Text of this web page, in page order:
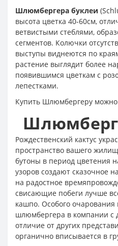
Шлюмбергера буклеи
высота цветка 40-60см,
ветвистыми стеблями,
сегментов. Колючки
выступы виднеются по
растение выглядит более
появившимся цветкам с
лепестками.
Купить Шлюмбергеру
Рождественский кактус
пространство вашего
бутоны в период цветения
узоров создают сказочное
на радостное
свисающие побеги лучше
кашпо. Особого очарования
шлюмбергера в компании с
отличие от других
органично вписывается в